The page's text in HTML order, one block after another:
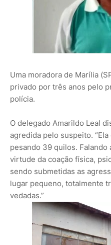
Uma moradora de Marília
privado por três anos pelo
polícia.
O delegado Amarildo Leal
agredida pelo suspeito.
pesando 39 quilos. Falando
virtude da coação física,
sendo submetidas as
lugar pequeno, totalmente
vedadas.”